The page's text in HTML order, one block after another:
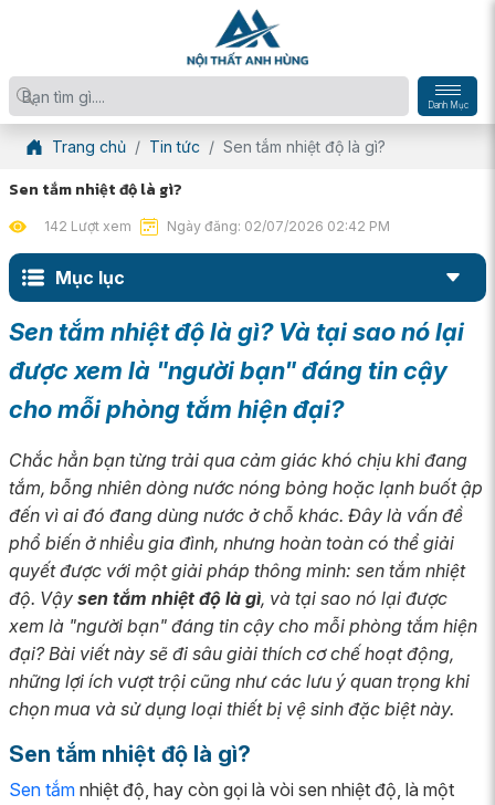
Danh Mục
Trang chủ Tin tức Sen tắm nhiệt độ là gì?
Sen tắm nhiệt độ là gì?
142 Lượt xem Ngày đăng: 02/07/2026 02:42 PM
Mục lục
Sen tắm nhiệt độ là gì? Và tại sao nó lại
được xem là "người bạn" đáng tin cậy
cho mỗi phòng tắm hiện đại?
Chắc hẳn bạn từng trải qua cảm giác khó chịu khi đang
tắm, bỗng nhiên dòng nước nóng bỏng hoặc lạnh buốt ập
đến vì ai đó đang dùng nước ở chỗ khác. Đây là vấn đề
phổ biến ở nhiều gia đình, nhưng hoàn toàn có thể giải
quyết được với một giải pháp thông minh: sen tắm nhiệt
độ. Vậy sen tắm nhiệt độ là gì, và tại sao nó lại được
xem là "người bạn" đáng tin cậy cho mỗi phòng tắm hiện
đại? Bài viết này sẽ đi sâu giải thích cơ chế hoạt động,
những lợi ích vượt trội cũng như các lưu ý quan trọng khi
chọn mua và sử dụng loại thiết bị vệ sinh đặc biệt này.
Sen tắm nhiệt độ là gì?
Sen tắm nhiệt độ, hay còn gọi là vòi sen nhiệt độ, là một